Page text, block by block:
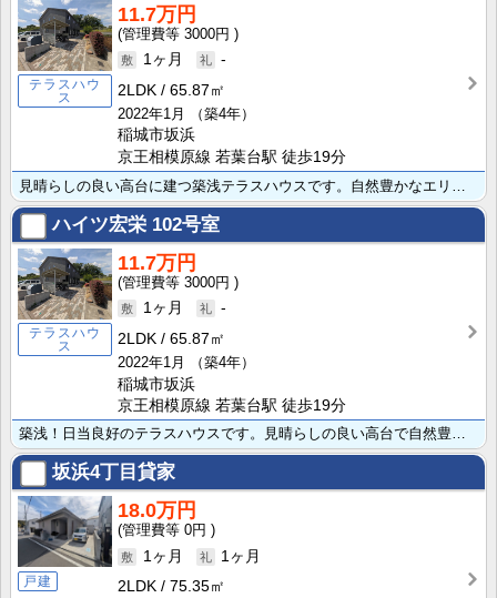
テラスハウ
ス
11.7万円
3000円
1ヶ月
-
2LDK
65.87㎡
2022年1月
（築4年）
稲城市坂浜
京王相模原線 若葉台駅 徒歩19分
ハイツ宏栄 102号室
テラスハウ
ス
11.7万円
3000円
1ヶ月
-
2LDK
65.87㎡
2022年1月
（築4年）
稲城市坂浜
京王相模原線 若葉台駅 徒歩19分
築浅！日当良好のテラスハウスです。見晴らしの良い高台で自然豊かなエリアです。大切なパートナーであるペ･･･
坂浜4丁目貸家
戸建
18.0万円
0円
1ヶ月
1ヶ月
2LDK
75.35㎡